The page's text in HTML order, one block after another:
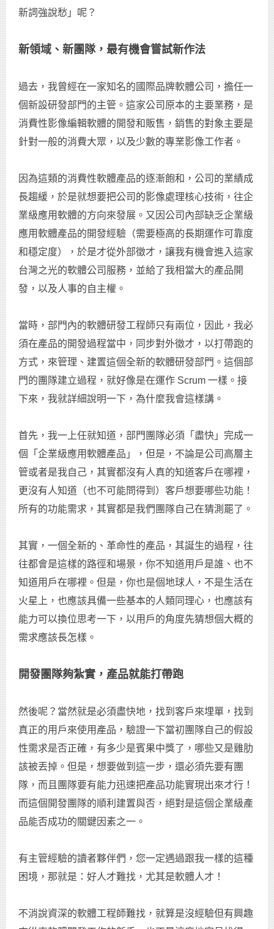
新詞強說愁」呢？
新領域、新團隊，最有機會嘗試新作法
過去，我曾經在一家知名的國際品牌軟體公司，擔任一
個新設研發部門的主管。這家公司原本的主要業務，是
消費性影像編輯軟體的開發和販售，銷售的對象主要是
針對一般的消費大眾，以及少數的專業影像工作者。
因為這類的消費性軟體產品的逐漸飽和，公司的業績成
長趨緩，於是就想要把公司的影像處理核心技術，往企
業級應用軟體的方向來發展。又因公司內部缺乏企業級
應用軟體產品的開發經驗（需要極高的長期運作可靠度
和穩定度），於是才從外部徵才，讓我有機會進入這家
台灣之光的軟體公司服務，並給了我相當大的產品開
發，以及人事的自主權。
當時，部門內的軟體研發工程師只有兩位，因此，我必
須在產品的開發過程當中，同步對外徵才，以打帶跑的
方式，來管理、建置這個全新的軟體研發部門。這個部
門的團隊建立過程，就好像是在運作 Scrum 一樣。接
下來，我就詳細說明一下，為什麼我會這樣講。
首先，我一上任就知道，部門團隊必須「盡快」完成一
個「企業級應用軟體產品」，但是，不論是公司高層主
管或者是我自己，其實都沒有人真的知道客戶在哪裡，
更沒有人知道（也不可能問得到）客戶想要哪些功能！
所有的功能需求，其實都是我們團隊自己在猜測罷了。
其實，一個全新的、革命性的產品，其誕生的過程，往
往都會是這樣的路徑和場景，你不知道用戶是誰、也不
知道用戶在哪裡。但是，你也是個地球人，不是生活在
火星上，也應該具備一些基本的人類同理心，也應該有
能力可以換位思考一下，以用戶的角度先猜想個大概的
需求應該長怎樣。
開發團隊夠紮實，產品就能打帶跑
然後呢？當然就是必須盡快地，找到客戶來埋單，找到
真正的用戶來使用產品，驗證一下當初團隊自己的假設
性需求是否正確，有多少是賓果中獎了，哪些又是雞肋
該被丟掉。但是，想要做到這一步，還必須先要有團
隊，而且團隊要有能力迅速把產品功能實現出來才行！
而這個開發團隊的順利建置與否，絕對是這個企業級產
品能否成功的關鍵因素之一。
有主管經驗的讀者夥伴們，您一定遇過跟我一樣的這種
困境，那就是：好人才難找，尤其是軟體人才！
不消說資深的軟體工程師難找，就算是沒經驗但有興趣